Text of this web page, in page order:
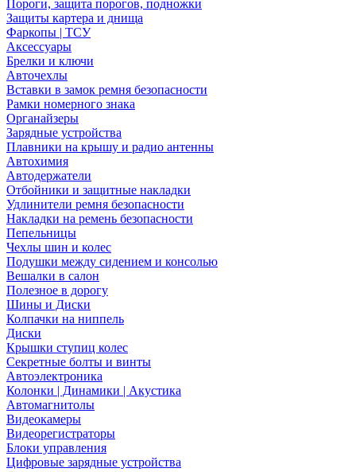
Пороги, защита порогов, подножки
Защиты картера и днища
Фаркопы | ТСУ
Аксессуары
Брелки и ключи
Авточехлы
Вставки в замок ремня безопасности
Рамки номерного знака
Органайзеры
Зарядные устройства
Плавники на крышу и радио антенны
Автохимия
Автодержатели
Отбойники и защитные накладки
Удлинители ремня безопасности
Накладки на ремень безопасности
Пепельницы
Чехлы шин и колес
Подушки между сидением и консолью
Вешалки в салон
Полезное в дорогу
Шины и Диски
Колпачки на ниппель
Диски
Крышки ступиц колес
Секретные болты и винты
Автоэлектроника
Колонки | Динамики | Акустика
Автомагнитолы
Видеокамеры
Видеорегистраторы
Блоки управления
Цифровые зарядные устройства